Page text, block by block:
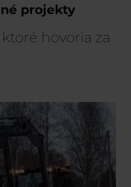
projekty
hovoria za